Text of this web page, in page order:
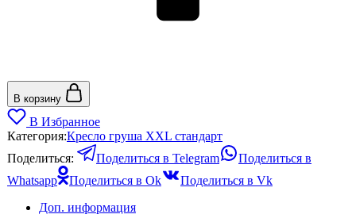
В корзину
В Избранное
Категория:Кресло груша XXL стандарт
Поделиться:
Поделиться в Telegram
Поделиться в
Whatsapp
Поделиться в Ok
Поделиться в Vk
Доп. информация